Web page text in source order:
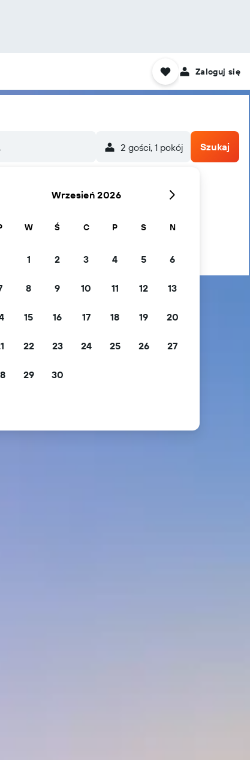
Zaloguj się
2 gości, 1 pokój Szukaj
Wrzesień 2026
W Ś C P S N
1 2 3 4 5 6
8 9 10 11 12 13
15 16 17 18 19 20
22 23 24 25 26 27
29 30